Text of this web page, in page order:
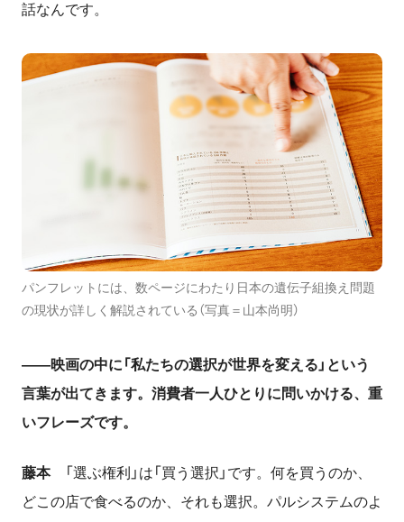
話なんです。
パンフレットには、数ページにわたり日本の遺伝子組換え問題
の現状が詳しく解説されている（写真＝山本尚明）
――映画の中に「私たちの選択が世界を変える」という
言葉が出てきます。消費者一人ひとりに問いかける、重
いフレーズです。
藤本「選ぶ権利」は「買う選択」です。何を買うのか、
どこの店で食べるのか、それも選択。パルシステムのよ